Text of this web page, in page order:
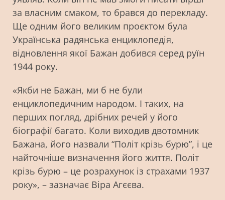
за власним смаком, то брався до перекладу.
Ще одним його великим проєктом була
Українська радянська енциклопедія,
відновлення якої Бажан добився серед руїн
1944 року.
«Якби не Бажан, ми б не були
енциклопедичним народом. І таких, на
перших погляд, дрібних речей у його
біографії багато. Коли виходив двотомник
Бажана, його назвали “Політ крізь бурю”, і це
найточніше визначення його життя. Політ
крізь бурю – це розрахунок із страхами 1937
року», – зазначає Віра Агєєва.